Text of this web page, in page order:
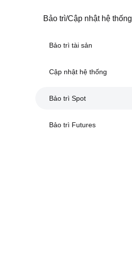
Bảo trì/Cập nhật hệ thống
Bảo trì tài sản
Cập nhật hệ thống
Bảo trì Spot
Bảo trì Futures